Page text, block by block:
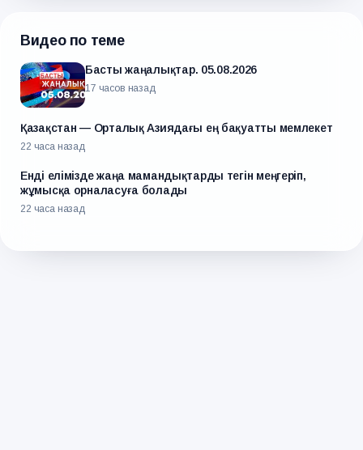
Видео по теме
Басты жаңалықтар. 05.08.2026
17 часов назад
Қазақстан — Орталық Азиядағы ең бақуатты мемлекет
22 часа назад
Енді елімізде жаңа мамандықтарды тегін меңгеріп,
жұмысқа орналасуға болады
22 часа назад